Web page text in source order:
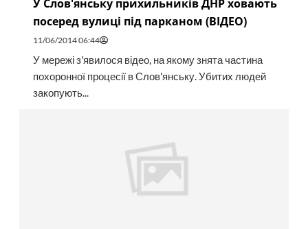
У Слов'янську прихильників ДНР ховають
посеред вулиці під парканом (ВІДЕО)
11/06/2014 06:44
У мережі з'явилося відео, на якому знята частина
похоронної процесії в Слов'янську. Убитих людей
закопують...